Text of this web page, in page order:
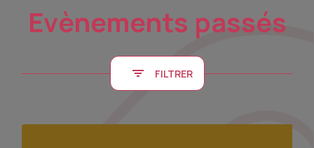
Evènements passés
FILTRER